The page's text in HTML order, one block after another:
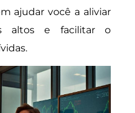
ajudar você a aliviar
altos e facilitar o